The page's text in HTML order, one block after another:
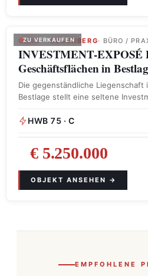
ZU VERKAUFEN
GRAZ – EGGENBERG· BÜRO /
INVESTMENT-EXPOSÉ
Geschäftsflächen in
Die gegenständliche Liegenschaft
Bestlage stellt eine seltene
HWB 75 · C
€ 5.250.000
EMPFOHLENE